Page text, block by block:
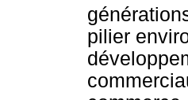
pilier